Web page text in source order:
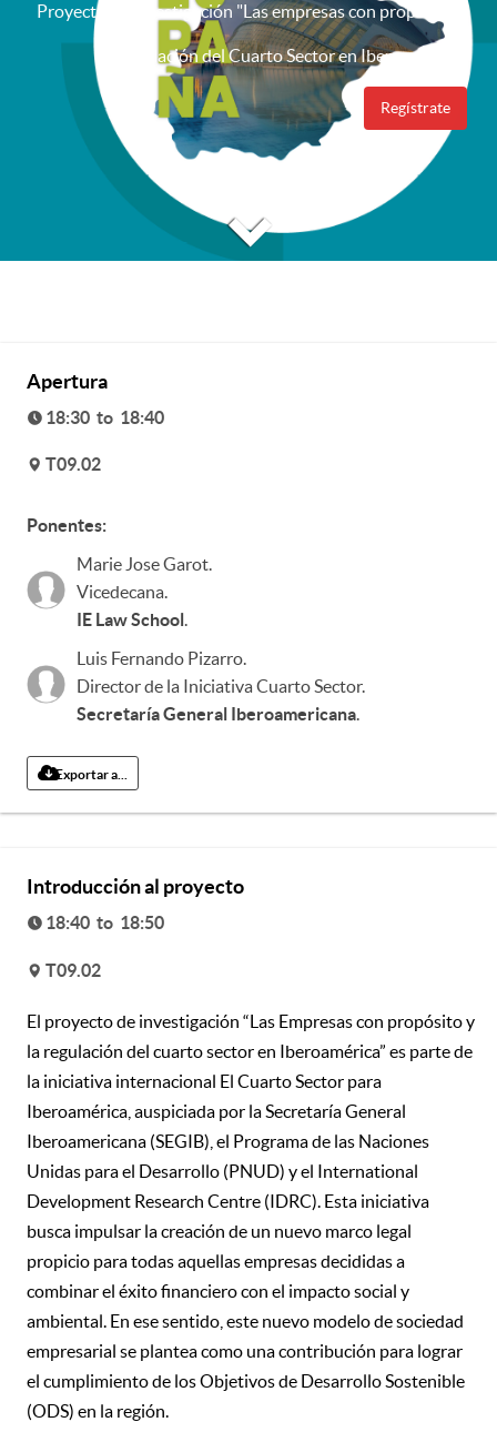
Proyecto de investigación "Las empresas con propósito y
la regulación del Cuarto Sector en Iberoamérica"
Regístrate
Apertura
18:30 to 18:40
v T09.02
Ponentes:
Marie Jose Garot.
Vicedecana.
IE Law School .
Luis Fernando Pizarro.
Director de la Iniciativa Cuarto Sector.
Secretaría General Iberoamericana.
Exportar a...
Introducción al proyecto
18:40 to 18:50
v T09.02
El proyecto de investigación “Las Empresas con propósito y
la regulación del cuarto sector en Iberoamérica” es parte de
la iniciativa internacional El Cuarto Sector para
Iberoamérica, auspiciada por la Secretaría General
Iberoamericana (SEGIB), el Programa de las Naciones
Unidas para el Desarrollo (PNUD) y el International
Development Research Centre (IDRC). Esta iniciativa
busca impulsar la creación de un nuevo marco legal
propicio para todas aquellas empresas decididas a
combinar el éxito financiero con el impacto social y
ambiental. En ese sentido, este nuevo modelo de sociedad
empresarial se plantea como una contribución para lograr
el cumplimiento de los Objetivos de Desarrollo Sostenible
(ODS) en la región.